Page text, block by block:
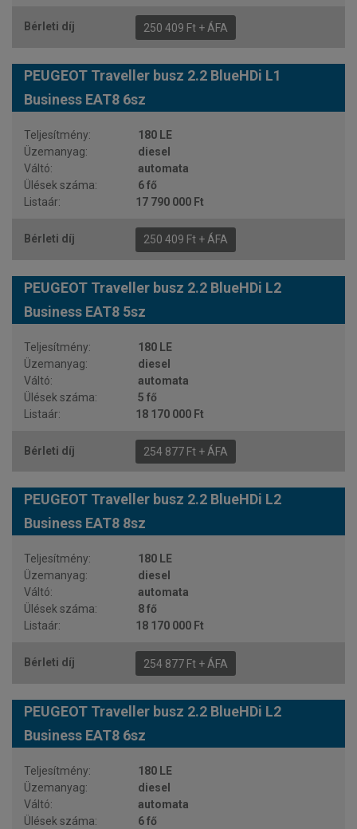
250 409 Ft + ÁFA
PEUGEOT Traveller busz 2.2 BlueHDi L1
Business EAT8 6sz
180 LE
diesel
automata
6 fő
17 790 000 Ft
250 409 Ft + ÁFA
PEUGEOT Traveller busz 2.2 BlueHDi L2
Business EAT8 5sz
180 LE
diesel
automata
5 fő
18 170 000 Ft
254 877 Ft + ÁFA
PEUGEOT Traveller busz 2.2 BlueHDi L2
Business EAT8 8sz
180 LE
diesel
automata
8 fő
18 170 000 Ft
254 877 Ft + ÁFA
PEUGEOT Traveller busz 2.2 BlueHDi L2
Business EAT8 6sz
180 LE
diesel
automata
6 fő